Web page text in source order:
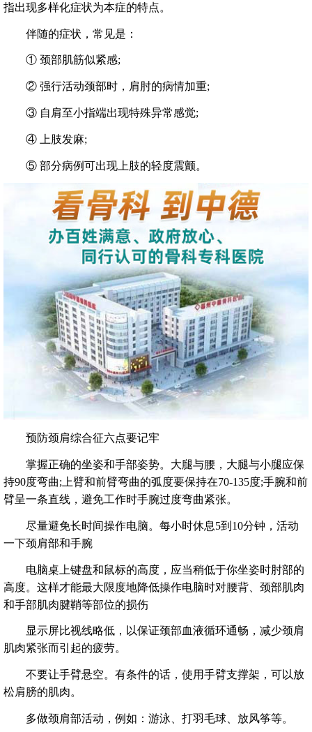
指出现多样化症状为本症的特点。
伴随的症状，常见是：
① 颈部肌筋似紧感;
② 强行活动颈部时，肩肘的病情加重;
③ 自肩至小指端出现特殊异常感觉;
④ 上肢发麻;
⑤ 部分病例可出现上肢的轻度震颤。
预防颈肩综合征六点要记牢
掌握正确的坐姿和手部姿势。大腿与腰，大腿与小腿应保
持90度弯曲;上臂和前臂弯曲的弧度要保持在70-135度;手腕和前
臂呈一条直线，避免工作时手腕过度弯曲紧张。
尽量避免长时间操作电脑。每小时休息5到10分钟，活动
一下颈肩部和手腕
电脑桌上键盘和鼠标的高度，应当稍低于你坐姿时肘部的
高度。这样才能最大限度地降低操作电脑时对腰背、颈部肌肉
和手部肌肉腱鞘等部位的损伤
显示屏比视线略低，以保证颈部血液循环通畅，减少颈肩
肌肉紧张而引起的疲劳。
不要让手臂悬空。有条件的话，使用手臂支撑架，可以放
松肩膀的肌肉。
多做颈肩部活动，例如：游泳、打羽毛球、放风筝等。